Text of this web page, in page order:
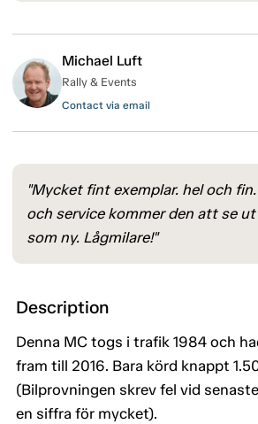
Michael Luft
Rally & Events
Contact via email
"Mycket fint exemplar. hel och
och service kommer den att se
som ny. Lågmilare!"
Description
Denna MC togs i trafik 1984 och
fram till 2016. Bara körd knappt
(Bilprovningen skrev fel vid
en siffra för mycket).